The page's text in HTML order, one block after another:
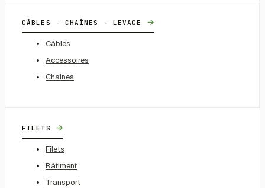
CÂBLES - CHAÎNES - LEVAGE →
Câbles
Accessoires
Chaines
FILETS →
Filets
Bâtiment
Transport